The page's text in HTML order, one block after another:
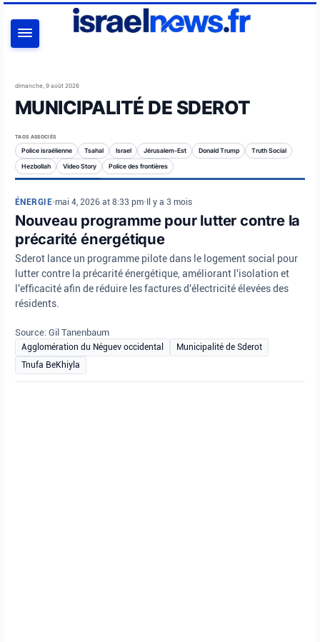
dimanche, 9 août 2026
MUNICIPALITÉ DE SDEROT
TAGS ASSOCIÉS
Police israélienne Tsahal Israel Jérusalem-Est Donald Trump Truth Social
Hezbollah Video Story Police des frontières
ÉNERGIE•mai 4, 2026 at 8:33 pm• Il y a 3 mois
Nouveau programme pour lutter contre la
précarité énergétique
Sderot lance un programme pilote dans le logement social pour
lutter contre la précarité énergétique, améliorant l'isolation et
l'efficacité afin de réduire les factures d'électricité élevées des
résidents.
Source: Gil Tanenbaum
Agglomération du Néguev occidental
Municipalité de Sderot
Tnufa BeKhiyla